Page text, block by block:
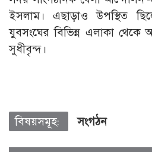
ইসলাম। এছাড়াও উপস্থিত
যুবসংঘের বিভিন্ন এলাকা থেকে
সুধীবৃন্দ।
বিষয়সমূহ: সংগঠন